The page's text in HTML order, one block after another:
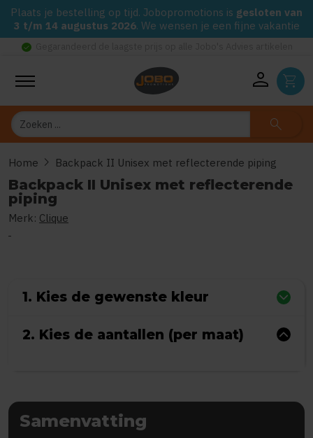
Plaats je bestelling op tijd. Jobopromotions is gesloten van
3 t/m 14 augustus 2026. We wensen je een fijne vakantie
check_circle
person shopping_cart
Zoeken search
Home chevron_right Backpack II Unisex met reflecterende piping
Backpack II Unisex met reflecterende
piping
Merk: Clique
1. Kies de gewenste kleur
2. Kies de aantallen (per maat)
Samenvatting